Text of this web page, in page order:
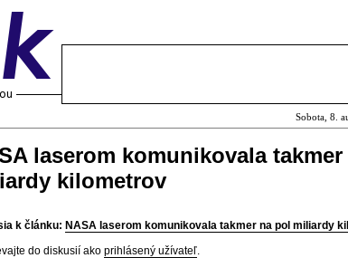
Sobota, 8.
laserom komunikovala
kilometrov
k článku: NASA laserom komunikovala takmer na pol miliardy
do diskusií ako prihlásený užívateľ.